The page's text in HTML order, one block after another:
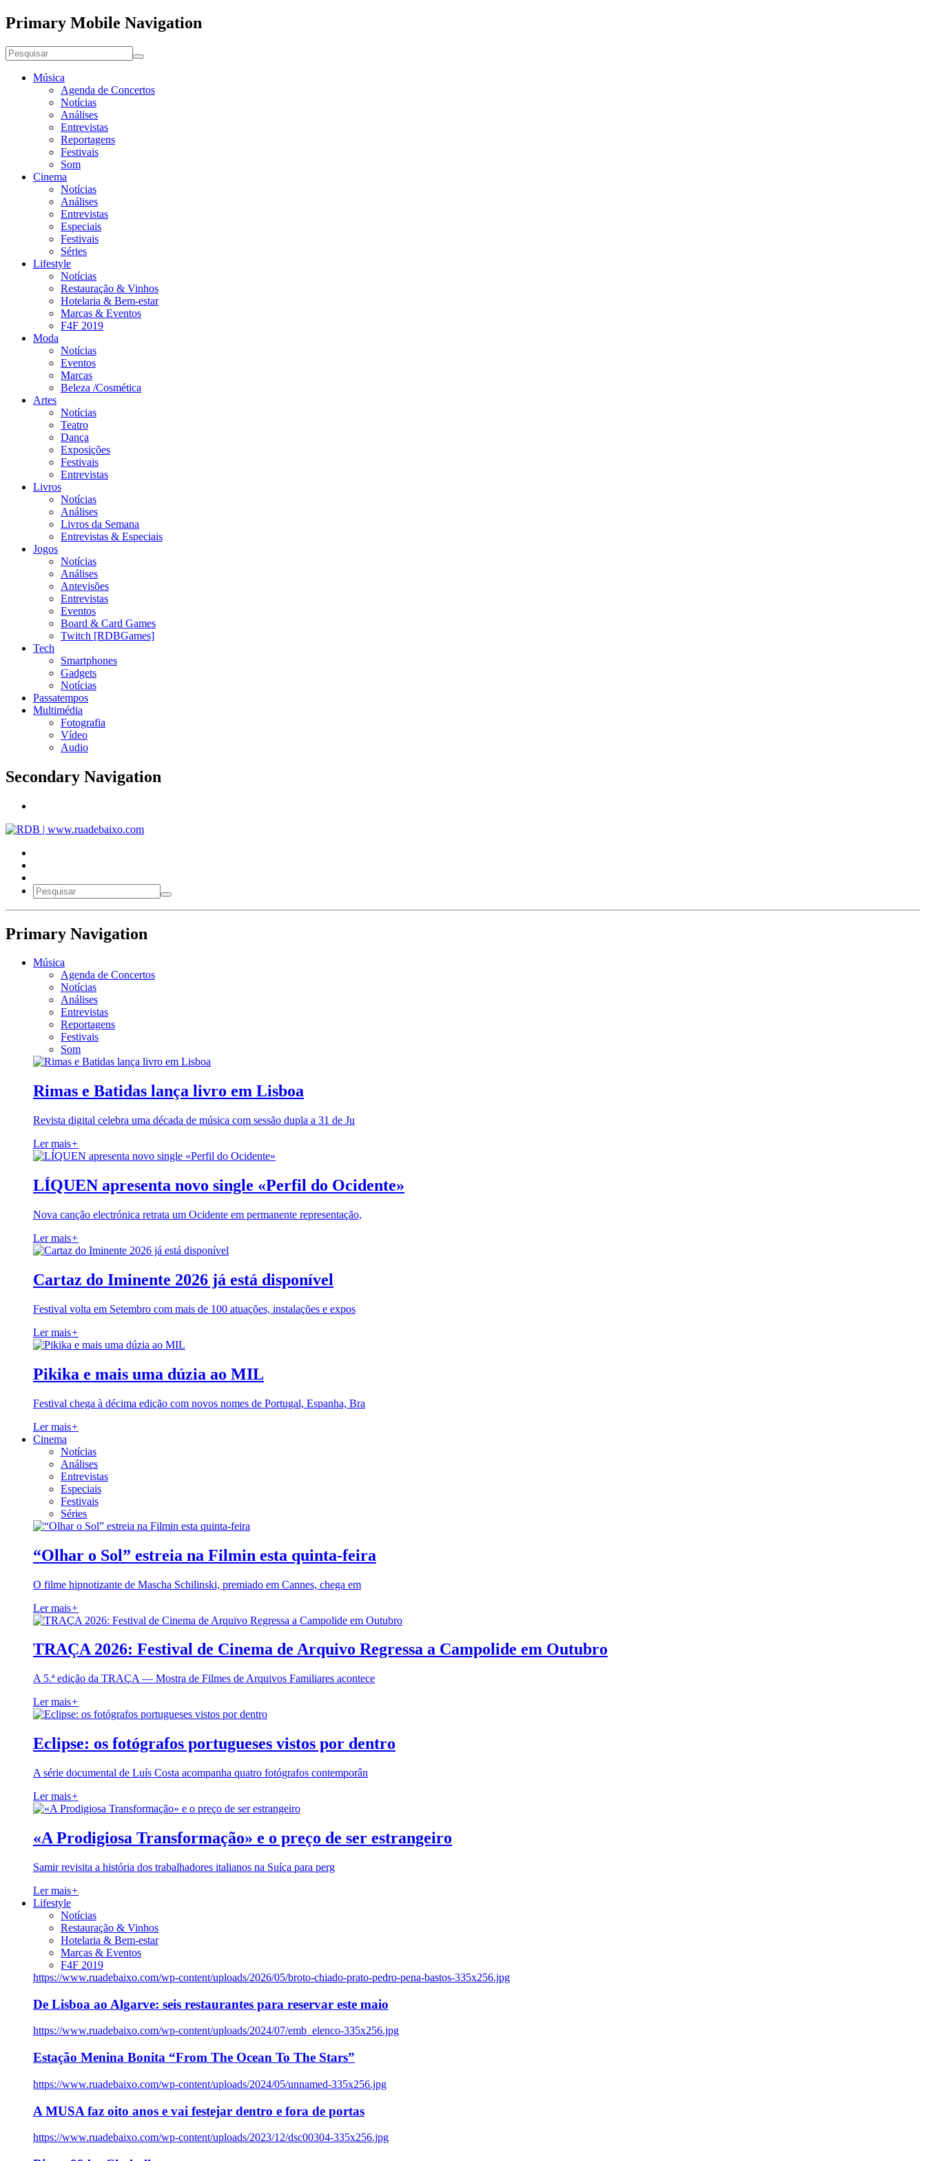
Primary Mobile Navigation
Música
Agenda de Concertos
Notícias
Análises
Entrevistas
Reportagens
Festivais
Som
Cinema
Notícias
Análises
Entrevistas
Especiais
Festivais
Séries
Lifestyle
Notícias
Restauração & Vinhos
Hotelaria & Bem-estar
Marcas & Eventos
F4F 2019
Moda
Notícias
Eventos
Marcas
Beleza /Cosmética
Artes
Notícias
Teatro
Dança
Exposições
Festivais
Entrevistas
Livros
Notícias
Análises
Livros da Semana
Entrevistas & Especiais
Jogos
Notícias
Análises
Antevisões
Entrevistas
Eventos
Board & Card Games
Twitch [RDBGames]
Tech
Smartphones
Gadgets
Notícias
Passatempos
Multimédia
Fotografia
Vídeo
Audio
Secondary Navigation
Primary Navigation
Música
Agenda de Concertos
Notícias
Análises
Entrevistas
Reportagens
Festivais
Som
Rimas e Batidas lança livro em Lisboa
Revista digital celebra uma década de música com sessão dupla a 31 de Ju
Ler mais+
LÍQUEN apresenta novo single «Perfil do Ocidente»
Nova canção electrónica retrata um Ocidente em permanente representação,
Ler mais+
Cartaz do Iminente 2026 já está disponível
Festival volta em Setembro com mais de 100 atuações, instalações e expos
Ler mais+
Pikika e mais uma dúzia ao MIL
Festival chega à décima edição com novos nomes de Portugal, Espanha, Bra
Ler mais+
Cinema
Notícias
Análises
Entrevistas
Especiais
Festivais
Séries
“Olhar o Sol” estreia na Filmin esta quinta-feira
O filme hipnotizante de Mascha Schilinski, premiado em Cannes, chega em
Ler mais+
TRAÇA 2026: Festival de Cinema de Arquivo Regressa a Campolide em Outubro
A 5.ª edição da TRAÇA — Mostra de Filmes de Arquivos Familiares acontece
Ler mais+
Eclipse: os fotógrafos portugueses vistos por dentro
A série documental de Luís Costa acompanha quatro fotógrafos contemporân
Ler mais+
«A Prodigiosa Transformação» e o preço de ser estrangeiro
Samir revisita a história dos trabalhadores italianos na Suíça para perg
Ler mais+
Lifestyle
Notícias
Restauração & Vinhos
Hotelaria & Bem-estar
Marcas & Eventos
F4F 2019
https://www.ruadebaixo.com/wp-content/uploads/2026/05/broto-chiado-prato-pedro-pena-bastos-335x256.jpg
De Lisboa ao Algarve: seis restaurantes para reservar este maio
https://www.ruadebaixo.com/wp-content/uploads/2024/07/emb_elenco-335x256.jpg
Estação Menina Bonita “From The Ocean To The Stars”
https://www.ruadebaixo.com/wp-content/uploads/2024/05/unnamed-335x256.jpg
A MUSA faz oito anos e vai festejar dentro e fora de portas
https://www.ruadebaixo.com/wp-content/uploads/2023/12/dsc00304-335x256.jpg